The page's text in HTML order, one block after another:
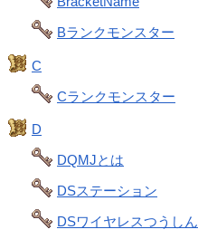
Bランクモンスター
C
Cランクモンスター
D
DQMJとは
DSステーション
DSワイヤレスつうしん